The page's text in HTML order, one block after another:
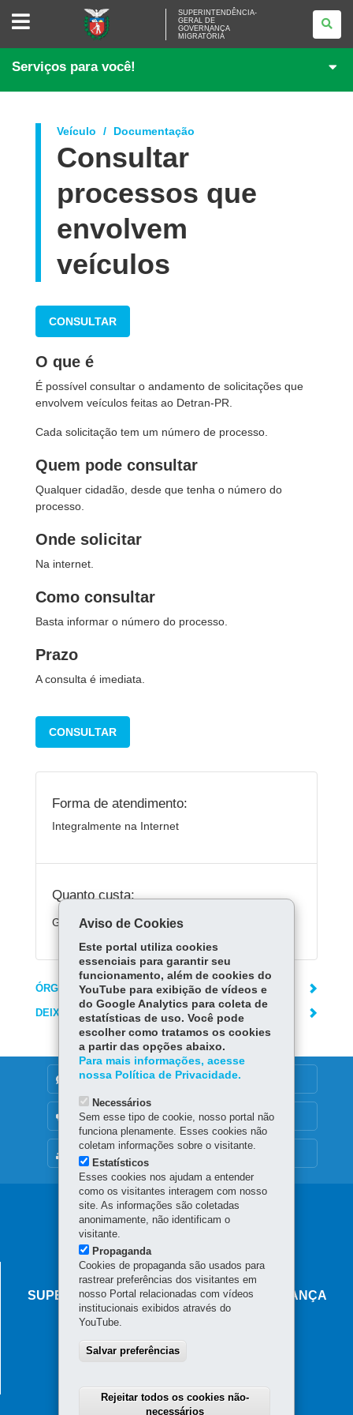
SUPERINTENDÊNCIA-
GOVERNANÇA
SUPERINTENDÊNCIA-
GERAL DE
GOVERNANÇA
MIGRATÓRIA
Serviços para você!
Veículo Documentação
Consultar
processos que
envolvem
veículos
CONSULTAR
O que é
É possível consultar o andamento de solicitações que
envolvem veículos feitas ao Detran-PR.
Cada solicitação tem um número de processo.
Quem pode consultar
Qualquer cidadão, desde que tenha o número do
processo.
Onde solicitar
Na internet.
Como consultar
Basta informar o número do processo.
Prazo
A consulta é imediata.
CONSULTAR
Forma de atendimento:
Integralmente na Internet
Quanto custa:
Gratuito
ÓRGÃO RESPONSÁVEL
DEIXE SUA OPINIÃO
DENUNCIE CORRUPÇÃO
OUVIDORIA
Navegação
principal
AGÊNCIA DO MIGRANTE
SUPERINTENDÊNCIA-GERAL DE GOVERNANÇA
MIGRATÓRIA
80060-010-Curitiba
Aviso de Cookies
Este portal utiliza cookies
essenciais para garantir seu
funcionamento, além de cookies do
YouTube para exibição de vídeos e
do Google Analytics para coleta de
estatísticas de uso. Você pode
escolher como tratamos os cookies
a partir das opções abaixo.
Para mais informações, acesse
nossa Política de Privacidade.
Necessários
Sem esse tipo de cookie, nosso portal não
funciona plenamente. Esses cookies não
coletam informações sobre o visitante.
Estatísticos
Esses cookies nos ajudam a entender
como os visitantes interagem com nosso
site. As informações são coletadas
anonimamente, não identificam o
visitante.
Propaganda
Cookies de propaganda são usados para
rastrear preferências dos visitantes em
nosso Portal relacionadas com vídeos
institucionais exibidos através do
YouTube.
Salvar preferências
Rejeitar todos os cookies não-
necessários